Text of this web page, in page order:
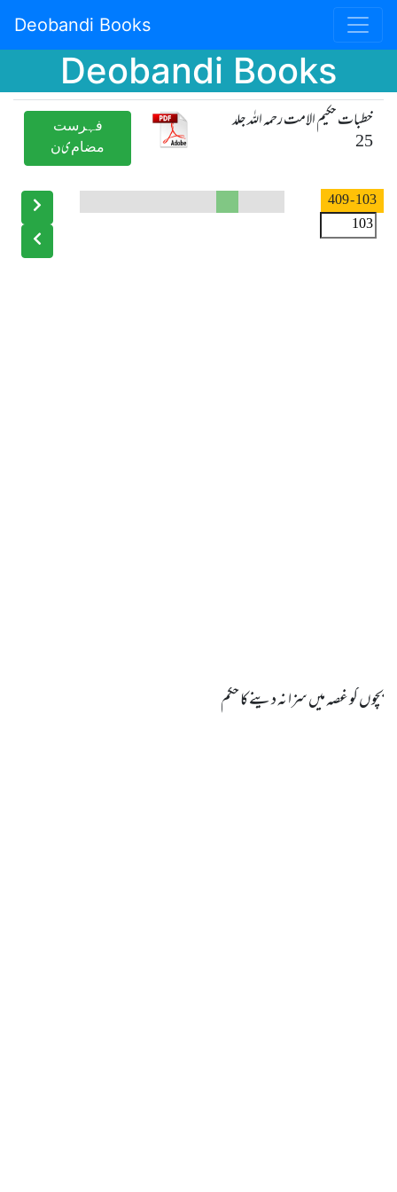
Deobandi Books
Deobandi Books
خطبات حکیم الامت رحمہ اللہ جلد
25
ﻓﮩﺮﺳﺖ
ﻣﻀﺎﻡیﻥ
103
- 409
بچوں کو غصہ میں سزا نہ دینے کا حکم